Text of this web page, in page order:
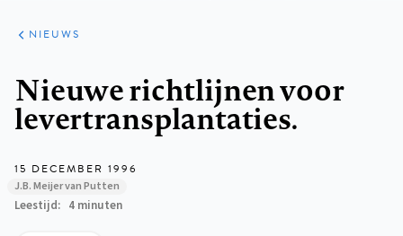
ARTIKELEN
HET
KORT
NIEUWS
Nieuwe richtlijnen voor
levertransplantaties.
15 DECEMBER 1996
J.B. Meijer van Putten
Leestijd 4 minuten